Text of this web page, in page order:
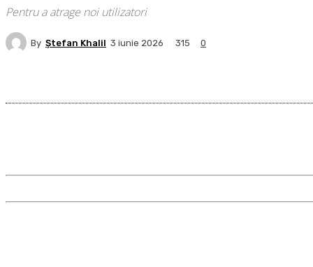
Pentru a atrage noi utilizatori
By Ştefan Khalil 3 iunie 2026 315 0